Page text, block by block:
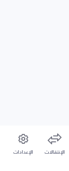
الإنتقالات الإعدادات